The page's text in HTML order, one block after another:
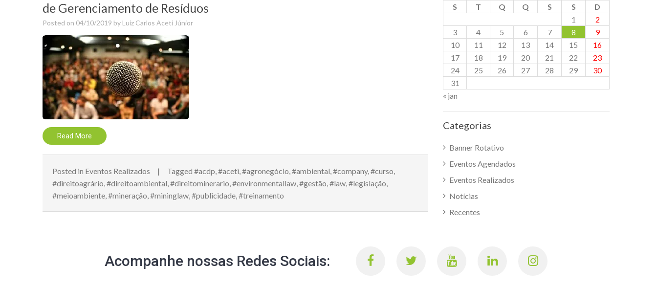
de Gerenciamento de Resíduos
Posted on 04/10/2019 by Luiz Carlos Aceti Júnior
Read More
Posted in Eventos Realizados Tagged #acdp #aceti #agronegócio #ambiental #company, #curso
#direitoagrário #direitoambiental #direitominerario #environmentallaw #gestão #law #legislação
#meioambiente #mineração #mininglaw #publicidade #treinamento
S
T Q Q S S
D
1
2
3
4 5 6 7 8
9
10
11 12 13 14 15
16
17
18 19 20 21 22
23
24
25 26 27 28 29
30
31
« jan
Categorias
Banner Rotativo
Eventos Agendados
Eventos Realizados
Notícias
Recentes
Acompanhe nossas Redes Sociais: